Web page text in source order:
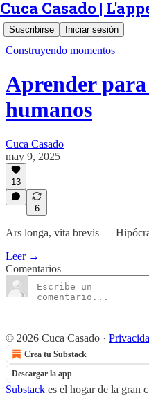
Cuca Casado |
Suscribirse Iniciar sesión
Construyendo momentos
Aprender
humanos
Cuca Casado
may 9, 2025
13
6
Ars longa, vita brevis —
Leer →
Comentarios
© 2026 Cuca Casado ·
Crea tu Substack
Descargar la app
Substack es el hogar de la gran